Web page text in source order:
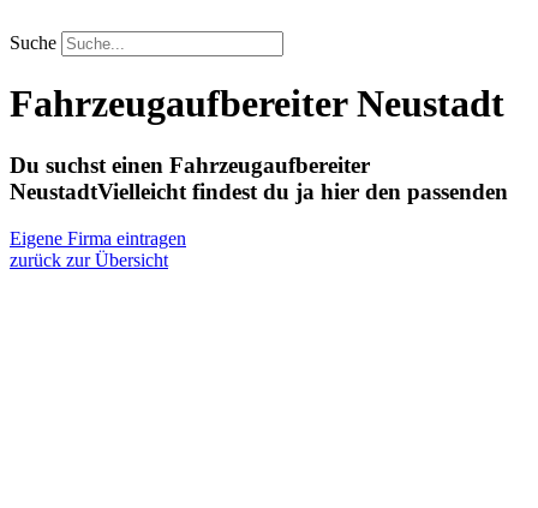
Inhalt
springen
Suche
Fahrzeugaufbereiter Neustadt
Du suchst einen Fahrzeugaufbereiter
NeustadtVielleicht findest du ja hier den passenden
Eigene Firma eintragen
zurück zur Übersicht